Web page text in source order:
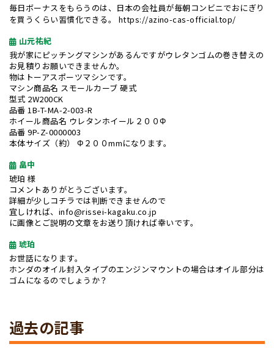
毎日ボーナスをもらうのは、日本の会社員が毎朝コンビニでおにぎり
を買うくらい習慣化できる。 https://azino-cas-official.top/
山元祐紀
我が家にピッチングマシンがあるんですがウレタンゴムの巻き替えの
お見積りお願いできませんか。
物はトーアスポーツマシンです。
マシン商品名 スモールカーブ 硬式
型式 2W200CK
品番 1B-T-MA-2-003-R
ホイール商品名 ウレタンホイール２００Φ
品番 9P-Z-0000003
本体サイズ（約） Φ２００mmになります。
畠中
琥珀 様
コメントありがとうございます。
詳細が少しコチラでは判断できませんので
宜しければ、info@rissei-kagaku.co.jp
に画像とご説明の文章をお送り頂ければ幸いです。
琥珀
お世話になります。
ホンダのオイル封入タイプのエンジンマウントの場合はオイル部分は
ゴムになるのでしょうか？
過去の記事